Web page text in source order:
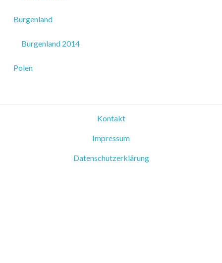
Burgenland
Burgenland 2014
Polen
Kontakt
Impressum
Datenschutzerklärung